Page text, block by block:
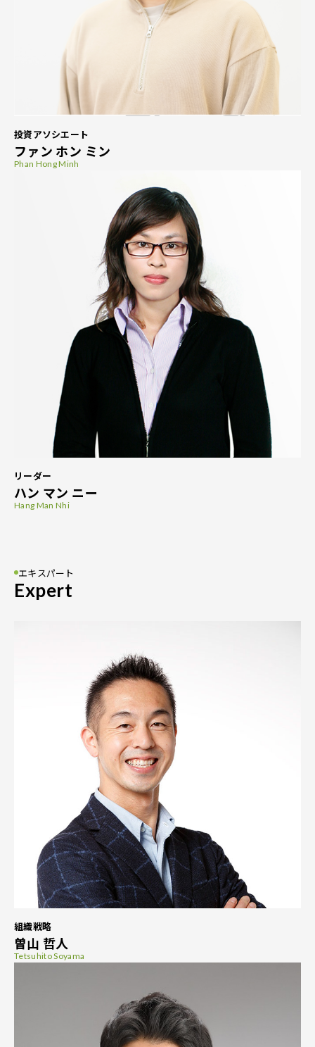
投資アソシエート
ファン ホン ミン
Phan Hong Minh
リーダー
ハン マン ニー
Hang Man Nhi
エキスパート
Expert
組織戦略
曽山 哲人
Tetsuhito Soyama